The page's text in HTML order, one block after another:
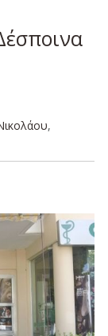
,